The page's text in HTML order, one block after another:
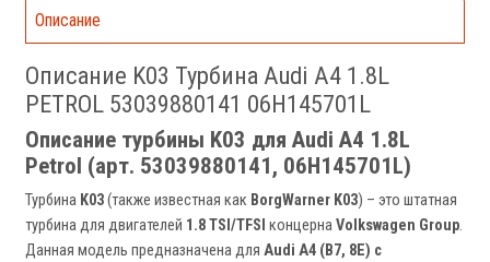
Описание
Описание K03 Турбина Audi A4 1.8L
PETROL 53039880141 06H145701L
Описание турбины K03 для Audi A4 1.8L
Petrol (арт. 53039880141, 06H145701L)
Турбина K03(также известная как BorgWarner K03) – это штатная
турбина для двигателей 1.8 TSI/TFSI концернаVolkswagen Group.
Данная модель предназначена для Audi A4 (B7, 8E) с